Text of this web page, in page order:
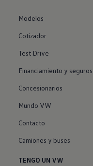
Modelos
Cotizador
Test Drive
Financiamiento y seguros
Concesionarios
Mundo VW
Contacto
Camiones y buses
TENGO UN VW